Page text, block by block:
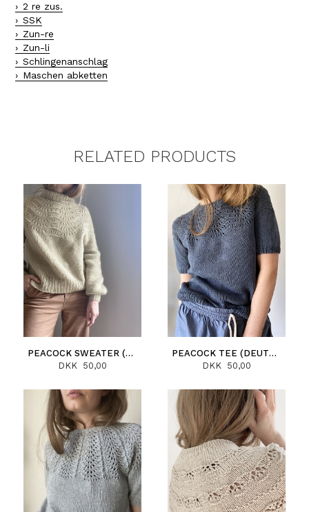
2 re zus.
SSK
Zun-re
Zun-li
Schlingenanschlag
Maschen abketten
RELATED PRODUCTS
PEACOCK SWEATER (DEUTSCH)
DKK 50,00
PEACOCK TEE (DEUTSCH)
DKK 50,00